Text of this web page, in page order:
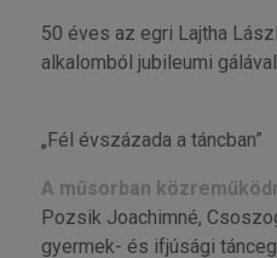
50 éves az egri Lajtha
alkalomból jubileumi
„Fél évszázada a táncban”
A műsorban
Pozsik Joachimné,
gyermek- és ifjúsági